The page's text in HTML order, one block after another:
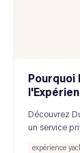
Pourquoi
Découvrez
un service
expérience